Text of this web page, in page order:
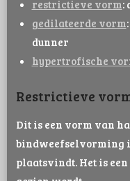
restrictieve vorm:
gedilateerde vorm
dunner
hypertrofische
Restrictieve
Dit is een vorm van
bindweefselvorming
plaatsvindt. Het is